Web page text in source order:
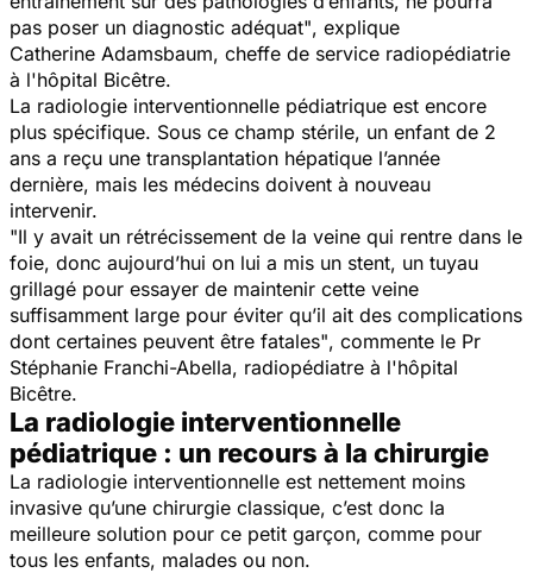
pas poser un diagnostic adéquat", explique
Catherine Adamsbaum, cheffe de service radiopédiatrie
à l'hôpital Bicêtre.
La radiologie interventionnelle pédiatrique est encore
plus spécifique. Sous ce champ stérile, un enfant de 2
ans a reçu une transplantation hépatique l’année
dernière, mais les médecins doivent à nouveau
intervenir.
"Il y avait un rétrécissement de la veine qui rentre dans le
foie, donc aujourd’hui on lui a mis un stent, un tuyau
grillagé pour essayer de maintenir cette veine
suffisamment large pour éviter qu’il ait des complications
dont certaines peuvent être fatales", commente le Pr
Stéphanie Franchi-Abella, radiopédiatre à l'hôpital
Bicêtre.
La radiologie interventionnelle
pédiatrique : un recours à la chirurgie
La radiologie interventionnelle est nettement moins
invasive qu’une chirurgie classique, c’est donc la
meilleure solution pour ce petit garçon, comme pour
tous les enfants, malades ou non.